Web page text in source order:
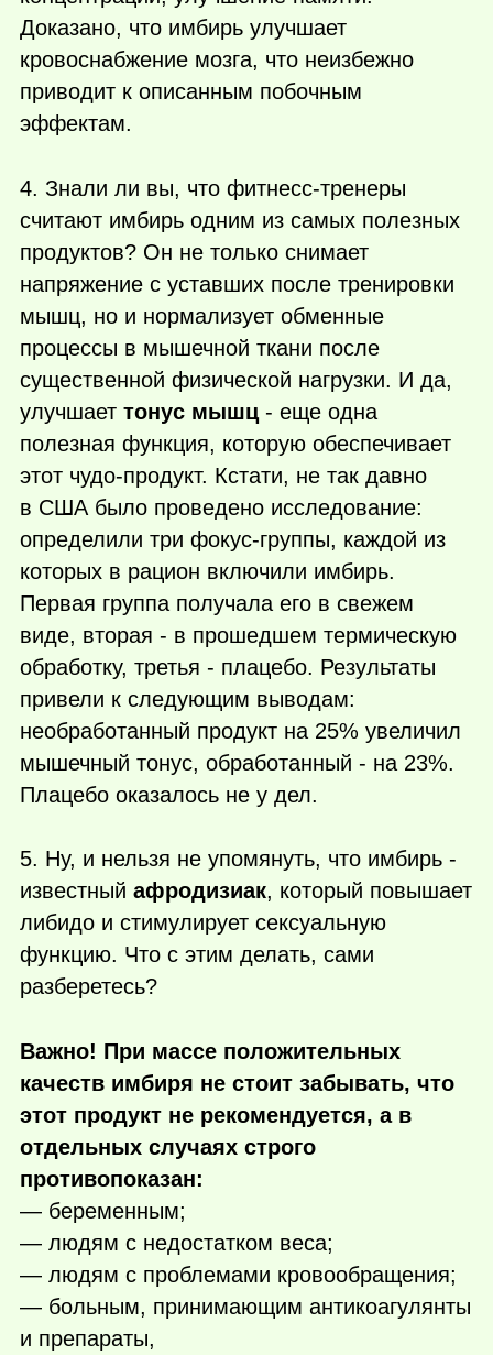
Доказано, что имбирь улучшает
кровоснабжение мозга, что неизбежно
приводит к описанным побочным
эффектам.
4. Знали ли вы, что фитнесс-тренеры
считают имбирь одним из самых полезных
продуктов? Он не только снимает
напряжение с уставших после тренировки
мышц, но и нормализует обменные
процессы в мышечной ткани после
существенной физической нагрузки. И да,
улучшает тонус мышц- еще одна
полезная функция, которую обеспечивает
этот чудо-продукт. Кстати, не так давно
в США было проведено исследование:
определили три фокус-группы, каждой из
которых в рацион включили имбирь.
Первая группа получала его в свежем
виде, вторая - в прошедшем термическую
обработку, третья - плацебо. Результаты
привели к следующим выводам:
необработанный продукт на 25% увеличил
мышечный тонус, обработанный - на 23%.
Плацебо оказалось не у дел.
5. Ну, и нельзя не упомянуть, что имбирь -
известный афродизиак, который повышает
либидо и стимулирует сексуальную
функцию. Что с этим делать, сами
разберетесь?
Важно! При массе положительных
качеств имбиря не стоит забывать, что
этот продукт не рекомендуется, а в
отдельных случаях строго
противопоказан:
— беременным;
— людям с недостатком веса;
— людям с проблемами кровообращения;
— больным, принимающим антикоагулянты
и препараты,